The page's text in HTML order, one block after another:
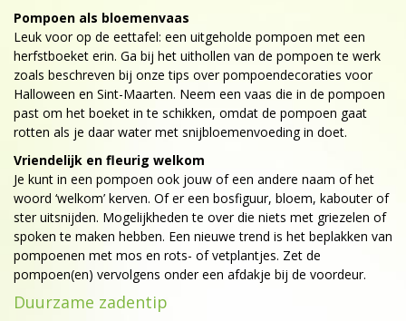
Pompoen als bloemenvaas
Leuk voor op de eettafel: een uitgeholde pompoen met een
herfstboeket erin. Ga bij het uithollen van de pompoen te werk
zoals beschreven bij onze tips over pompoendecoraties voor
Halloween en Sint-Maarten. Neem een vaas die in de pompoen
past om het boeket in te schikken, omdat de pompoen gaat
rotten als je daar water met snijbloemenvoeding in doet.
Vriendelijk en fleurig welkom
Je kunt in een pompoen ook jouw of een andere naam of het
woord ‘welkom’ kerven. Of er een bosfiguur, bloem, kabouter of
ster uitsnijden. Mogelijkheden te over die niets met griezelen of
spoken te maken hebben. Een nieuwe trend is het beplakken van
pompoenen met mos en rots- of vetplantjes. Zet de
pompoen(en) vervolgens onder een afdakje bij de voordeur.
Duurzame zadentip